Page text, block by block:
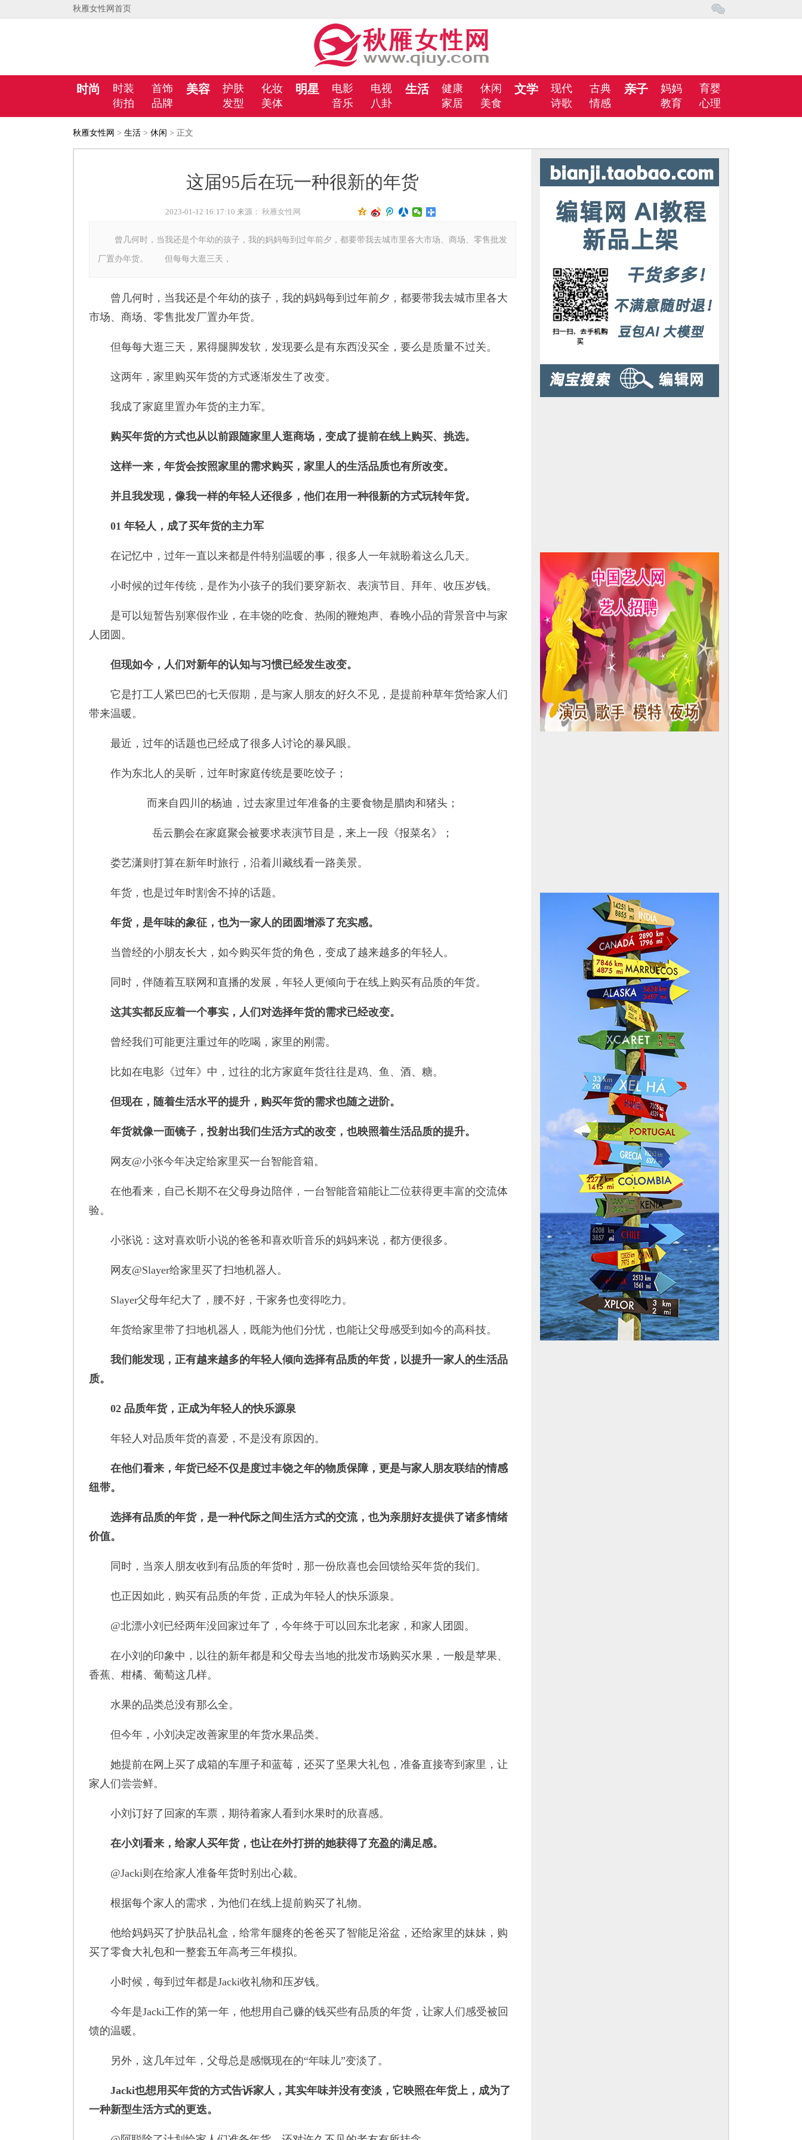
秋雁女性网首页
时尚 时装
首饰
街拍
品牌
美容 护肤
化妆
发型
美体
明星 电影
电视
音乐
八卦
生活 健康
休闲
家居
美食
文学 现代
古典
诗歌
情感
亲子 妈妈
育婴
教育
心理
秋雁女性网 > 生活 > 休闲 > 正文
这届95后在玩一种很新的年货
2023-01-12 16:17:10 来源： 秋雁女性网
曾几何时，当我还是个年幼的孩子，我的妈妈每到过年前夕，都要带我去城市里各大市场、商场、零售批发
厂置办年货。 但每每大逛三天，
曾几何时，当我还是个年幼的孩子，我的妈妈每到过年前夕，都要带我去城市里各大
市场、商场、零售批发厂置办年货。
但每每大逛三天，累得腿脚发软，发现要么是有东西没买全，要么是质量不过关。
这两年，家里购买年货的方式逐渐发生了改变。
我成了家庭里置办年货的主力军。
购买年货的方式也从以前跟随家里人逛商场，变成了提前在线上购买、挑选。
这样一来，年货会按照家里的需求购买，家里人的生活品质也有所改变。
并且我发现，像我一样的年轻人还很多，他们在用一种很新的方式玩转年货。
01 年轻人 ， 成了买年货的主力军
在记忆中，过年一直以来都是件特别温暖的事，很多人一年就盼着这么几天。
小时候的过年传统，是作为小孩子的我们要穿新衣、表演节目、拜年、收压岁钱。
是可以短暂告别寒假作业，在丰饶的吃食、热闹的鞭炮声、春晚小品的背景音中与家
人团圆。
但现如今，人们对新年的认知与习惯已经发生改变。
它是打工人紧巴巴的七天假期，是与家人朋友的好久不见，是提前种草年货给家人们
带来温暖。
最近，过年的话题也已经成了很多人讨论的暴风眼。
作为东北人的吴昕，过年时家庭传统是要吃饺子；
而来自四川的杨迪，过去家里过年准备的主要食物是腊肉和猪头；
岳云鹏会在家庭聚会被要求表演节目是，来上一段《报菜名》；
娄艺潇则打算在新年时旅行，沿着川藏线看一路美景。
年货，也是过年时割舍不掉的话题。
年货，是年味的象征，也为一家人的团圆增添了充实感。
当曾经的小朋友长大，如今购买年货的角色，变成了越来越多的年轻人。
同时，伴随着互联网和直播的发展，年轻人更倾向于在线上购买有品质的年货。
这其实都反应着一个事实，人们对选择年货的需求已经改变。
曾经我们可能更注重过年的吃喝，家里的刚需。
比如在电影《过年》中，过往的北方家庭年货往往是鸡、鱼、酒、糖。
但现在，随着生活水平的提升，购买年货的需求也随之进阶。
年货就像一面镜子，投射出我们生活方式的改变，也映照着生活品质的提升。
网友@小张今年决定给家里买一台智能音箱。
在他看来，自己长期不在父母身边陪伴，一台智能音箱能让二位获得更丰富的交流体
验。
小张说：这对喜欢听小说的爸爸和喜欢听音乐的妈妈来说，都方便很多。
网友@Slayer给家里买了扫地机器人。
Slayer父母年纪大了，腰不好，干家务也变得吃力。
年货给家里带了扫地机器人，既能为他们分忧，也能让父母感受到如今的高科技。
我们能发现，正有越来越多的年轻人倾向选择有品质的年货，以提升一家人的生活品
质。
02 品质年货，正成为年轻人的快乐源泉
年轻人对品质年货的喜爱，不是没有原因的。
在他们看来，年货已经不仅是度过丰饶之年的物质保障，更是与家人朋友联结的情感
纽带。
选择有品质的年货，是一种代际之间生活方式的交流，也为亲朋好友提供了诸多情绪
价值。
同时，当亲人朋友收到有品质的年货时，那一份欣喜也会回馈给买年货的我们。
也正因如此，购买有品质的年货，正成为年轻人的快乐源泉。
@北漂小刘已经两年没回家过年了，今年终于可以回东北老家，和家人团圆。
在小刘的印象中，以往的新年都是和父母去当地的批发市场购买水果，一般是苹果、
香蕉、柑橘、葡萄这几样。
水果的品类总没有那么全。
但今年，小刘决定改善家里的年货水果品类。
她提前在网上买了成箱的车厘子和蓝莓，还买了坚果大礼包，准备直接寄到家里，让
家人们尝尝鲜。
小刘订好了回家的车票，期待着家人看到水果时的欣喜感。
在小刘看来，给家人买年货，也让在外打拼的她获得了充盈的满足感。
@Jacki则在给家人准备年货时别出心裁。
根据每个家人的需求，为他们在线上提前购买了礼物。
他给妈妈买了护肤品礼盒，给常年腿疼的爸爸买了智能足浴盆，还给家里的妹妹，购
买了零食大礼包和一整套五年高考三年模拟。
小时候，每到过年都是Jacki收礼物和压岁钱。
今年是Jacki工作的第一年，他想用自己赚的钱买些有品质的年货，让家人们感受被回
馈的温暖。
另外，这几年过年，父母总是感慨现在的“年味儿”变淡了。
Jacki也想用买年货的方式告诉家人，其实年味并没有变淡，它映照在年货上，成为了
一种新型生活方式的更迭。